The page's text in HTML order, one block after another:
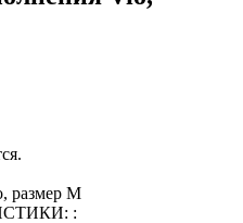
размер М
: